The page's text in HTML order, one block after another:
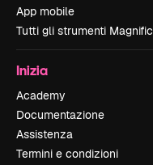
App mobile
Tutti gli strumenti Magnific
Inizia
Academy
Documentazione
Assistenza
Termini e condizioni